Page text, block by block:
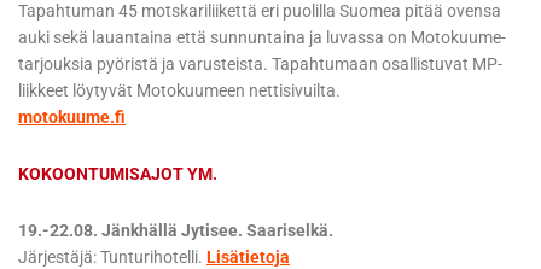
Tapahtuman 45 motskariliikettä eri puolilla Suomea pitää ovensa
auki sekä lauantaina että sunnuntaina ja luvassa on Motokuume-
tarjouksia pyöristä ja varusteista. Tapahtumaan osallistuvat MP-
liikkeet löytyvät Motokuumeen nettisivuilta.
motokuume.fi
KOKOONTUMISAJOT YM.
19.-22.08. Jänkhällä Jytisee. Saariselkä.
Järjestäjä: Tunturihotelli. Lisätietoja